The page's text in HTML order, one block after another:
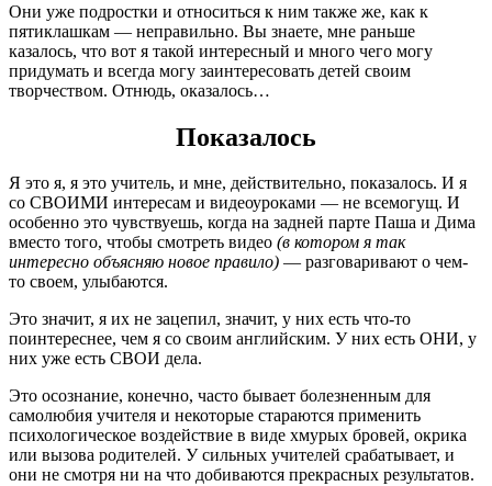
Они уже подростки и относиться к ним также же, как к
пятиклашкам — неправильно. Вы знаете, мне раньше
казалось, что вот я такой интересный и много чего могу
придумать и всегда могу заинтересовать детей своим
творчеством. Отнюдь, оказалось…
Показалось
Я это я, я это учитель, и мне, действительно, показалось. И я
со СВОИМИ интересам и видеоуроками — не всемогущ. И
особенно это чувствуешь, когда на задней парте Паша и Дима
вместо того, чтобы смотреть видео (в котором я так
интересно объясняю новое правило) — разговаривают о чем-
то своем, улыбаются.
Это значит, я их не зацепил, значит, у них есть что-то
поинтереснее, чем я со своим английским. У них есть ОНИ, у
них уже есть СВОИ дела.
Это осознание, конечно, часто бывает болезненным для
самолюбия учителя и некоторые стараются применить
психологическое воздействие в виде хмурых бровей, окрика
или вызова родителей. У сильных учителей срабатывает, и
они не смотря ни на что добиваются прекрасных результатов.